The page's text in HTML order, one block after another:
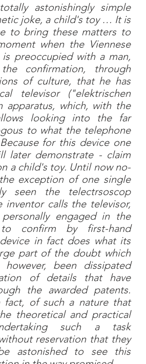
astonishingly simple
joke, a child's toy … It is
to bring these matters to
when the Viennese
preoccupied with a man,
confirmation, through
of culture, that he has
televisor ("elektrischen
apparatus, which, with the
looking into the far
to what the telephone
for this device one
later demonstrate - claim
a child's toy. Until now no-
exception of one single
seen the telectrsoscop
inventor calls the televisor,
engaged in the
confirm by first-hand
in fact does what its
part of the doubt which
however, been dissipated
of details that have
the awarded patents.
fact, of such a nature that
theoretical and practical
such a task
reservation that they
astonished to see this